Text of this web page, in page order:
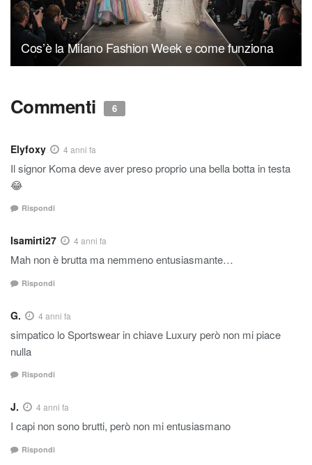
Cos’è la Milano Fashion Week e come funziona
Commenti 6
Elyfoxy 4 anni fa
Il signor Koma deve aver preso proprio una bella botta in testa
😂
Rispondi
Isamirti27 4 anni fa
Mah non è brutta ma nemmeno entusiasmante…
Rispondi
G. 4 anni fa
simpatico lo Sportswear in chiave Luxury però non mi piace
nulla
Rispondi
J. 4 anni fa
I capi non sono brutti, però non mi entusiasmano
Rispondi